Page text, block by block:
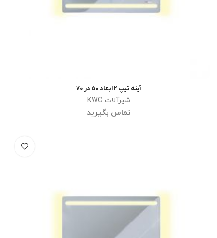
اطلاعات بیشترآینه تیپ 2 ابعاد 50 در 70
شیرآلات KWC
تماس بگیرید